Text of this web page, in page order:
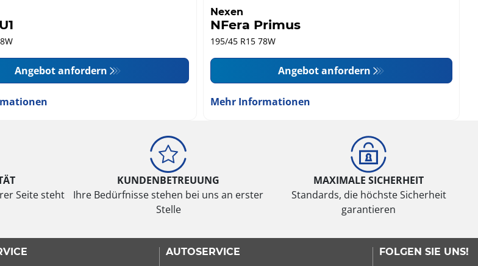
Angebot anfordern
Nexen
NFera Primus
195/45 R15 78W
Angebot anfordern
Mehr Informationen
Seite steht
KUNDENBETREUUNG
Ihre Bedürfnisse stehen bei uns an erster
Stelle
MAXIMALE SICHERHEIT
Standards, die höchste Sicherheit
garantieren
AUTOSERVICE
FOLGEN SIE UNS!